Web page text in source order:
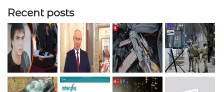
Recent posts